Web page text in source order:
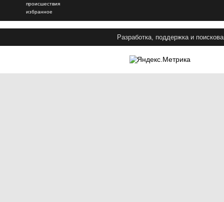
происшествия
избранное
Разработка, поддержка и